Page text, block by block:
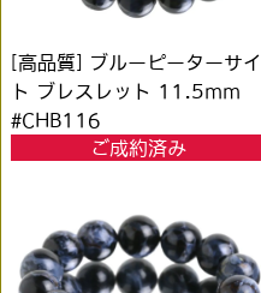
[高品質] ブルーピーターサイ
ト ブレスレット 11.5mm
#CHB116
ご成約済み